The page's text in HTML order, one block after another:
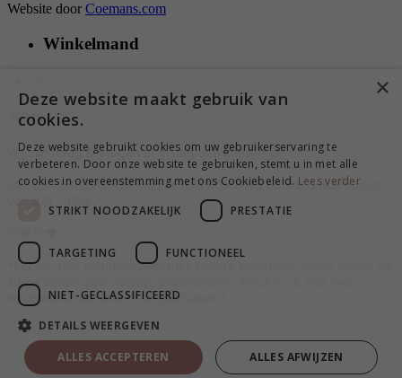
Website door Coemans.com
Winkelmand
ACTIE
Wij zijn terug & vliegen er in met een knaller! 🎉
Met de code BACK10 krijg je 10% KORTING op alle suikerbonen
*Let op: niet cumuleerbaar met andere kortingen, enkel geldig op
suikerbonen geen snoep, pralinébollen, knickx... & niet met
terugwerkende kracht te gebruiken.*
×
Deze website maakt gebruik van
cookies.
Deze website gebruikt cookies om uw gebruikerservaring te
verbeteren. Door onze website te gebruiken, stemt u in met alle
cookies in overeenstemming met ons Cookiebeleid. Lees verder
STRIKT NOODZAKELIJK
PRESTATIE
TARGETING FUNCTIONEEL
NIET-GECLASSIFICEERD
DETAILS WEERGEVEN
ALLES ACCEPTEREN ALLES AFWIJZEN